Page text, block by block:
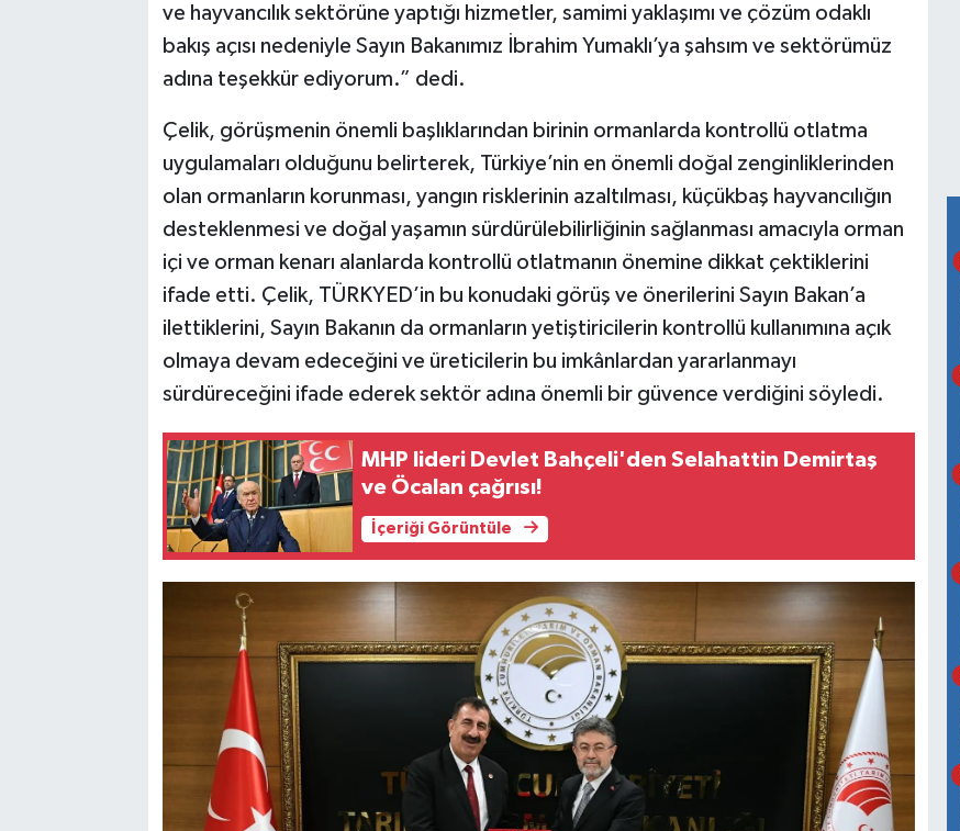
ve hayvancılık sektörüne yaptığı hizmetler, samimi yaklaşımı ve çözüm odaklı
bakış açısı nedeniyle Sayın Bakanımız İbrahim Yumaklı’ya şahsım ve sektörümüz
adına teşekkür ediyorum.” dedi.
Çelik, görüşmenin önemli başlıklarından birinin ormanlarda kontrollü otlatma
uygulamaları olduğunu belirterek, Türkiye’nin en önemli doğal zenginliklerinden
olan ormanların korunması, yangın risklerinin azaltılması, küçükbaş hayvancılığın
desteklenmesi ve doğal yaşamın sürdürülebilirliğinin sağlanması amacıyla orman
içi ve orman kenarı alanlarda kontrollü otlatmanın önemine dikkat çektiklerini
ifade etti. Çelik, TÜRKYED’in bu konudaki görüş ve önerilerini Sayın Bakan’a
ilettiklerini, Sayın Bakanın da ormanların yetiştiricilerin kontrollü kullanımına açık
olmaya devam edeceğini ve üreticilerin bu imkânlardan yararlanmayı
sürdüreceğini ifade ederek sektör adına önemli bir güvence verdiğini söyledi.
MHP lideri Devlet Bahçeli'den Selahattin Demirtaş
ve Öcalan çağrısı!
İçeriği Görüntüle